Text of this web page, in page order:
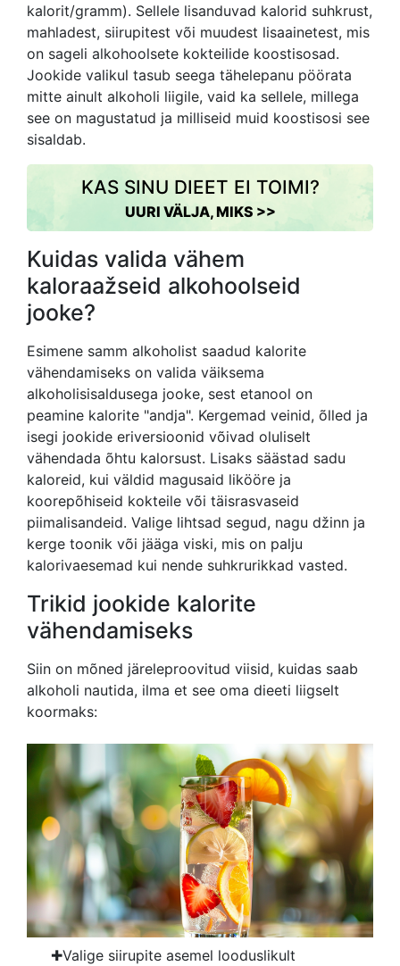
kalorit/gramm). Sellele lisanduvad kalorid suhkrust,
mahladest, siirupitest või muudest lisaainetest, mis
on sageli alkohoolsete kokteilide koostisosad.
Jookide valikul tasub seega tähelepanu pöörata
mitte ainult alkoholi liigile, vaid ka sellele, millega
see on magustatud ja milliseid muid koostisosi see
sisaldab.
KAS SINU DIEET EI TOIMI?
UURI VÄLJA, MIKS >>
Kuidas valida vähem
kaloraažseid alkohoolseid
jooke?
Esimene samm alkoholist saadud kalorite
vähendamiseks on valida väiksema
alkoholisisaldusega jooke, sest etanool on
peamine kalorite "andja". Kergemad veinid, õlled ja
isegi jookide eriversioonid võivad oluliselt
vähendada õhtu kalorsust. Lisaks säästad sadu
kaloreid, kui väldid magusaid likööre ja
koorepõhiseid kokteile või täisrasvaseid
piimalisandeid. Valige lihtsad segud, nagu džinn ja
kerge toonik või jääga viski, mis on palju
kalorivaesemad kui nende suhkrurikkad vasted.
Trikid jookide kalorite
vähendamiseks
Siin on mõned järeleproovitud viisid, kuidas saab
alkoholi nautida, ilma et see oma dieeti liigselt
koormaks:
Valige siirupite asemel looduslikult